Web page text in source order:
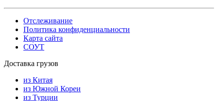
Отслеживание
Политика конфиденциальности
Карта сайта
СОУТ
Доставка грузов
из Китая
из Южной Кореи
из Турции